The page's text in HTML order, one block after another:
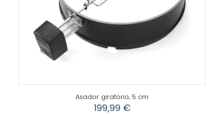
Asador giratorio, 5 cm
199,99 €